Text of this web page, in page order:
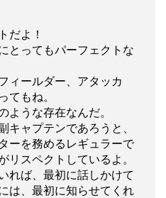
だよ！
とってもパーフェクトな
ィールダー、アタッカ
てもね。
ような存在なんだ。
キャプテンであろうと、
ーを務めるレギュラーで
リスペクトしているよ。
れば、最初に話しかけて
は、最初に知らせてくれ